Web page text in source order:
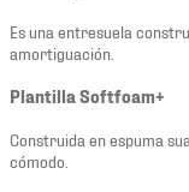
Es una entresuela
amortiguación.
Plantilla Softfoam+
Construida en espuma
cómodo.